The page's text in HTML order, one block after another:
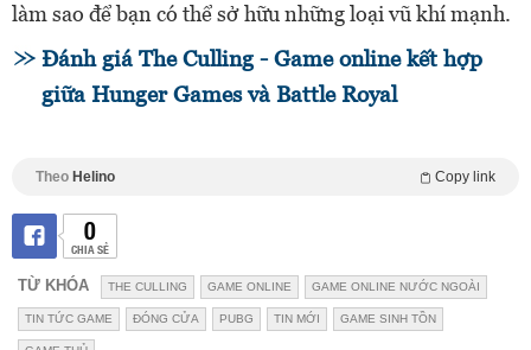
làm sao để bạn có thể sở hữu những loại vũ khí mạnh.
Đánh giá The Culling - Game online kết hợp
giữa Hunger Games và Battle Royal
Theo Helino Copy link
0
CHIA SẺ
TỪ KHÓA THE CULLING GAME ONLINE GAME ONLINE NƯỚC NGOÀI
TIN TỨC GAME ĐÓNG CỬA PUBG TIN MỚI GAME SINH TỒN